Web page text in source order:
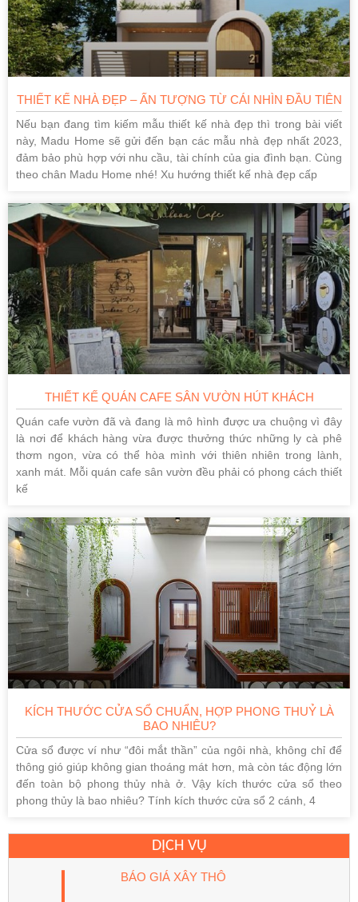
THIẾT KẾ NHÀ ĐẸP – ẤN TƯỢNG TỪ CÁI NHÌN ĐẦU TIÊN
Nếu bạn đang tìm kiếm mẫu thiết kế nhà đẹp thì trong bài viết
này, Madu Home sẽ gửi đến bạn các mẫu nhà đẹp nhất 2023,
đảm bảo phù hợp với nhu cầu, tài chính của gia đình bạn. Cùng
theo chân Madu Home nhé! Xu hướng thiết kế nhà đẹp cấp
THIẾT KẾ QUÁN CAFE SÂN VƯỜN HÚT KHÁCH
Quán cafe vườn đã và đang là mô hình được ưa chuộng vì đây
là nơi để khách hàng vừa được thưởng thức những ly cà phê
thơm ngon, vừa có thể hòa mình với thiên nhiên trong lành,
xanh mát. Mỗi quán cafe sân vườn đều phải có phong cách thiết
kế
KÍCH THƯỚC CỬA SỔ CHUẨN, HỢP PHONG THUỶ LÀ
BAO NHIÊU?
Cửa sổ được ví như “đôi mắt thần” của ngôi nhà, không chỉ để
thông gió giúp không gian thoáng mát hơn, mà còn tác động lớn
đến toàn bộ phong thủy nhà ở. Vậy kích thước cửa sổ theo
phong thủy là bao nhiêu? Tính kích thước cửa sổ 2 cánh, 4
DỊCH VỤ
BÁO GIÁ XÂY THÔ